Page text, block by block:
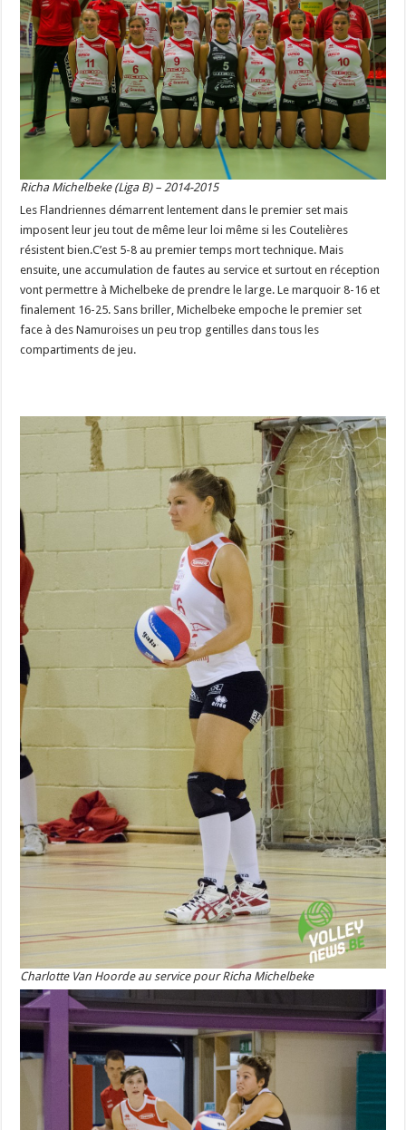
Richa Michelbeke (Liga B) – 2014-2015
Les Flandriennes démarrent lentement dans le premier set mais
imposent leur jeu tout de même leur loi même si les Coutelières
résistent bien.C’est 5-8 au premier temps mort technique. Mais
ensuite, une accumulation de fautes au service et surtout en réception
vont permettre à Michelbeke de prendre le large. Le marquoir 8-16 et
finalement 16-25. Sans briller, Michelbeke empoche le premier set
face à des Namuroises un peu trop gentilles dans tous les
compartiments de jeu.
Charlotte Van Hoorde au service pour Richa Michelbeke